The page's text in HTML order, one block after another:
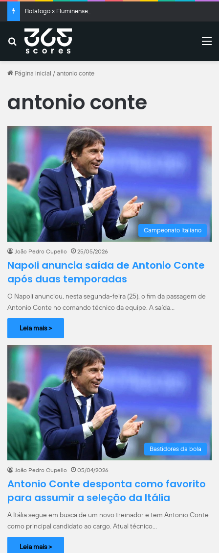
Buscar
Página inicial / antonio conte
antonio conte
Campeonato Italiano
João Pedro Cupello 25/05/2026
Napoli anuncia saída de Antonio Conte
após duas temporadas
O Napoli anunciou, nesta segunda-feira (25), o fim da passagem de
Antonio Conte no comando técnico da equipe. A saída…
Leia mais >
Bastidores da bola
João Pedro Cupello 05/04/2026
Antonio Conte desponta como favorito
para assumir a seleção da Itália
A Itália segue em busca de um novo treinador e tem Antonio Conte
como principal candidato ao cargo. Atual técnico…
Leia mais >